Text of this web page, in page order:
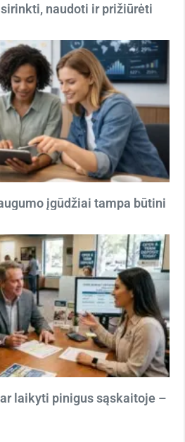
naudoti ir prižiūrėti
įgūdžiai tampa būtini
laikyti pinigus sąskaitoje –